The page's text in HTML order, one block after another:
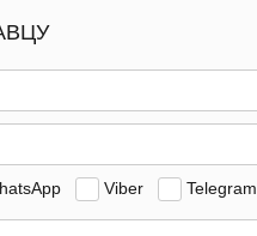
Viber Telegram